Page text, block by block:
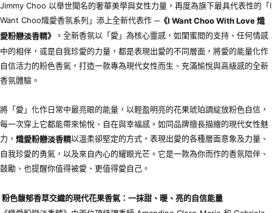
Jimmy Choo 以舉世聞名的奢華美學與女性力量，再度為旗下最具代表性的「I
Want Choo熾愛香氛系列」添上全新代表作 ─《I Want Choo With Love熾
愛粉戀淡香精》
。全新香氛以「愛」為核心靈感，如閨蜜間的支持、任何情感
中的相伴，或是自我珍愛的力量，都是表現出愛的不同層面，將愛的能量化作
自信活力的粉色香氣，打造一款專為現代女性而生、充滿愉悅與高級感的全新
香氛體驗。
將「愛」化作日常中最亮眼的能量，以輕盈明亮的花果琥珀調綻放粉色自信，
每一次穿上它都能帶來愉悅、自在與幸福感。如同品牌擅長描繪的現代女性魅
力， 熾愛粉戀淡香精以溫柔卻堅定的方式，表現出愛的各種層面意象及力量、
自我珍愛的勇氣，以及來自內心的耀眼光芒。它是一款為你而作的香氛陪伴、
鼓勵、也提醒你值得被愛、更值得愛自己。
粉色馥郁香草交織的現代花果香氣：一抹甜、暖、亮的自信能量